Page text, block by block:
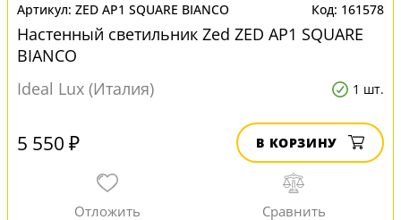
ZED AP1 SQUARE BIANCO 161578
Настенный светильник Zed ZED AP1 SQUARE
BIANCO
Ideal Lux (Италия)
1 шт.
5 550 ₽ В КОРЗИНУ